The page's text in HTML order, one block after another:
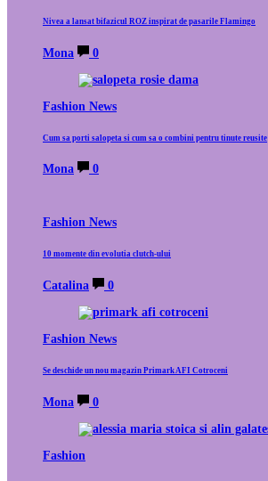
Nivea a lansat bifazicul ROZ inspirat de pasarile Flamingo
Mona 0
Fashion News
Cum sa porti salopeta si cum sa o combini pentru tinute reusite
Mona 0
Fashion News
10 momente din evolutia clutch-ului
Catalina 0
Fashion News
Se deschide un nou magazin Primark AFI Cotroceni
Mona 0
Fashion